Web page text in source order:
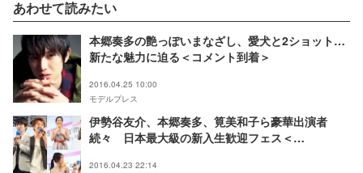
あわせて読みたい
本郷奏多の艶っぽいまなざし、愛犬と2ショット…
新たな魅力に迫る＜コメント到着＞
2016.04.25 10:00
モデルプレス
伊勢谷友介、本郷奏多、筧美和子ら豪華出演者
続々 日本最大級の新入生歓迎フェス＜
2016.04.23 22:14